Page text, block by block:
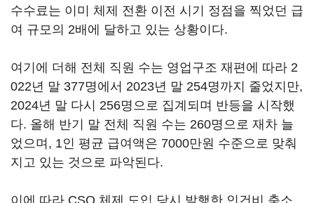
수수료는 이미 체제 전환 이전 시기 정점을 찍었던 급
여 규모의 2배에 달하고 있는 상황이다.
여기에 더해 전체 직원 수는 영업구조 재편에 따라 2
022년 말 377명에서 2023년 말 254명까지 줄었지만,
2024년 말 다시 256명으로 집계되며 반등을 시작했
다. 올해 반기 말 전체 직원 수는 260명으로 재차 늘
었으며, 1인 평균 급여액은 7000만원 수준으로 맞춰
지고 있는 것으로 파악된다.